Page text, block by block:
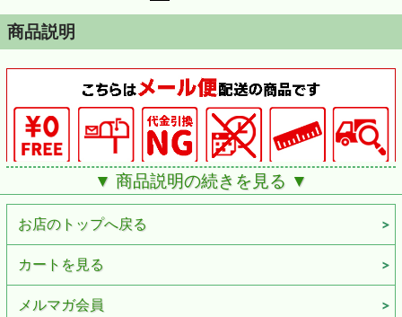
商品説明
MonoMini(F)/Phone(M)
ポータブル機器の出力をギターAMP等へ接続
※プラグやジャックのデザインなどは、余儀なく変更される
場合がございます。予めご了承下さい。
▼ 商品説明の続きを見る ▼
お店のトップへ戻る
カートを見る
メルマガ会員